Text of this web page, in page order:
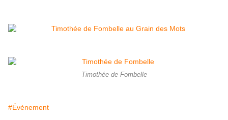
Timothée de Fombelle
#Évènement